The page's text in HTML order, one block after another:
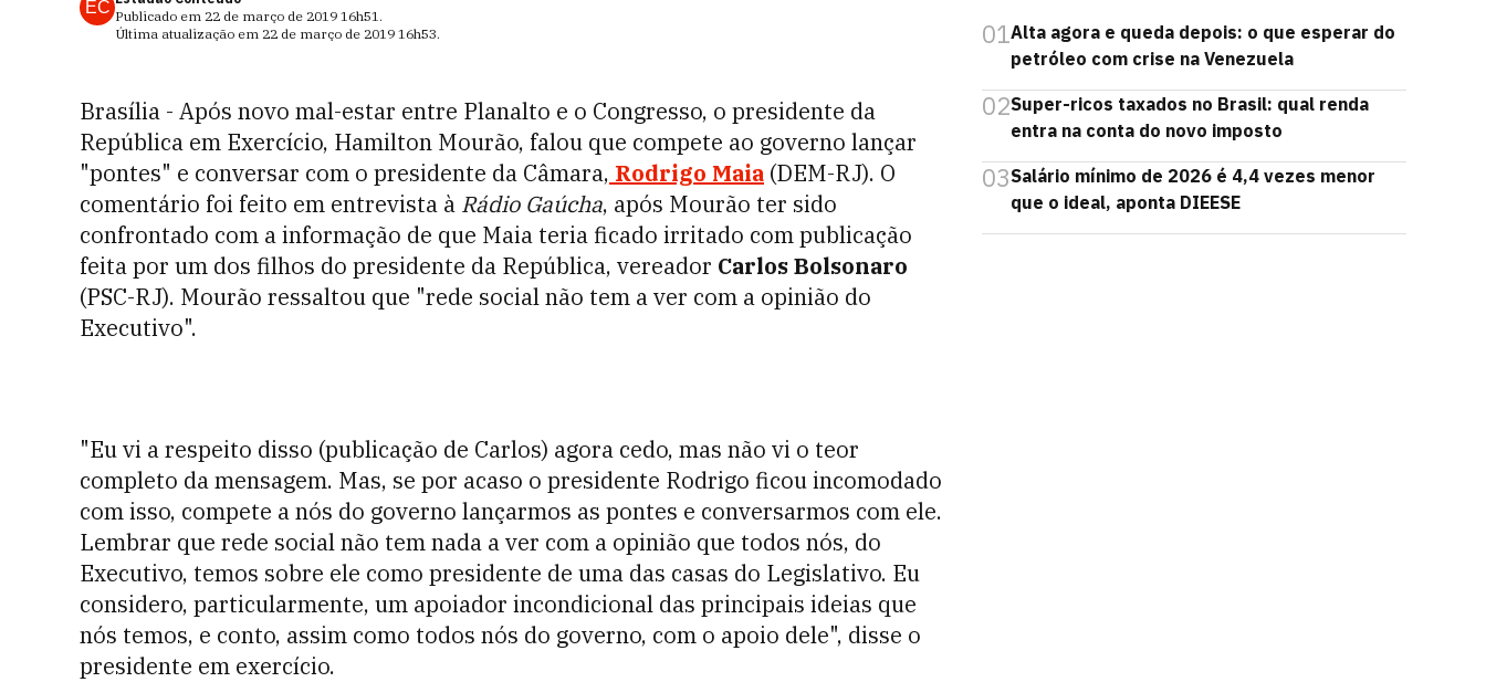
EC Publicado em 22 de março de 2019 16h51.
Última atualização em 22 de março de 2019 16h53.
Brasília - Após novo mal-estar entre Planalto e o Congresso, o presidente da
República em Exercício, Hamilton Mourão, falou que compete ao governo lançar
"pontes" e conversar com o presidente da Câmara, Rodrigo Maia (DEM-RJ). O
comentário foi feito em entrevista à Rádio Gaúcha, após Mourão ter sido
confrontado com a informação de que Maia teria ficado irritado com publicação
feita por um dos filhos do presidente da República, vereador Carlos Bolsonaro
(PSC-RJ). Mourão ressaltou que "rede social não tem a ver com a opinião do
Executivo".
"Eu vi a respeito disso (publicação de Carlos) agora cedo, mas não vi o teor
completo da mensagem. Mas, se por acaso o presidente Rodrigo ficou incomodado
com isso, compete a nós do governo lançarmos as pontes e conversarmos com ele.
Lembrar que rede social não tem nada a ver com a opinião que todos nós, do
Executivo, temos sobre ele como presidente de uma das casas do Legislativo. Eu
considero, particularmente, um apoiador incondicional das principais ideias que
nós temos, e conto, assim como todos nós do governo, com o apoio dele", disse o
presidente em exercício.
01Alta agora e queda depois: o que esperar do
petróleo com crise na Venezuela
02Super-ricos taxados no Brasil: qual renda
entra na conta do novo imposto
03Salário mínimo de 2026 é 4,4 vezes menor
que o ideal, aponta DIEESE